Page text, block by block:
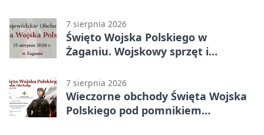
stracili zwycięstwo w doliczonym
czasie
7 sierpnia 2026
Święto Wojska Polskiego w
Żaganiu. Wojskowy sprzęt i
7 sierpnia 2026
Wieczorne obchody Święta Wojska
Polskiego pod pomnikiem